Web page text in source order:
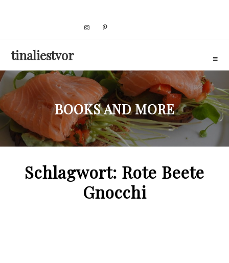
tinaliestvor
BOOKS AND MORE
Schlagwort: Rote Beete
Gnocchi